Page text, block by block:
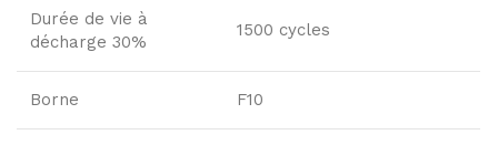
Durée de vie à
décharge 30%
1500 cycles
Borne F10